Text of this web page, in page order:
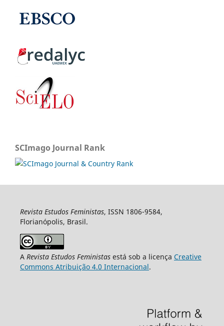
SCImago Journal Rank
Revista Estudos Feministas, ISSN 1806-9584,
Florianópolis, Brasil.
A Revista Estudos Feministasestá sob a licença Creative
Commons Atribuição 4.0 Internacional.